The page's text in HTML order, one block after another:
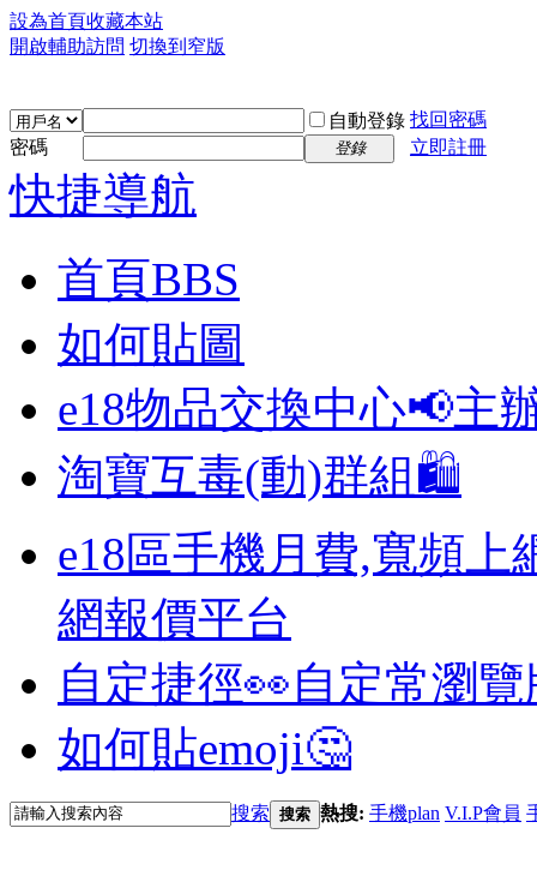
設為首頁收藏本站
開啟輔助訪問 切換到窄版
自動登錄 找回密碼
密碼
登錄 立即註冊
快捷導航
首頁BBS
如何貼圖
e18物品交換中心📢主
淘寶互毒(動)群組🛍️
e18區手機月費,寬頻上
網報價平台
自定捷徑👀自定常瀏
如何貼emoji🤔
搜索 搜索 熱搜: 手機plan V.I.P會員